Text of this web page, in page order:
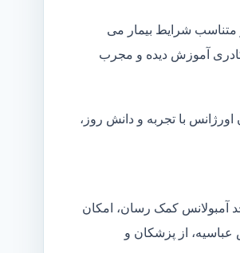
متناسب شرایط بیمار می
کادری آموزش دیده و مجرب
با تجربه و دانش روز،
آمبولانس کمک رسان، امکان
عباسیه، از پزشکان و